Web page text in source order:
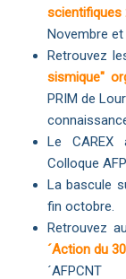
scientifiques
Novembre
Retrouvez
sismique"
PRIM de
Le CAREX
Colloque
La bascule
fin octobre.
Retrouvez
´Action du
´AFPCNT